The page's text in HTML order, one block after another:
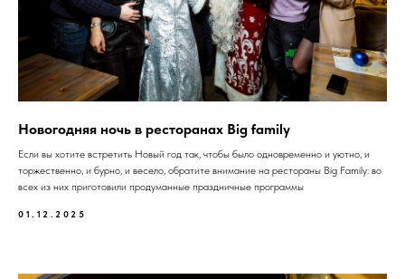
Новогодняя ночь в ресторанах Big family
Если вы хотите встретить Новый год так, чтобы было одновременно и уютно, и
торжественно, и бурно, и весело, обратите внимание на рестораны Big Family: во
всех из них приготовили продуманные праздничные программы
01.12.2025